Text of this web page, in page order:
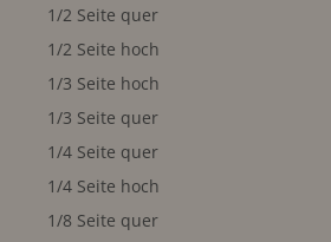
1/2 Seite quer
1/2 Seite hoch
1/3 Seite hoch
1/3 Seite quer
1/4 Seite quer
1/4 Seite hoch
1/8 Seite quer